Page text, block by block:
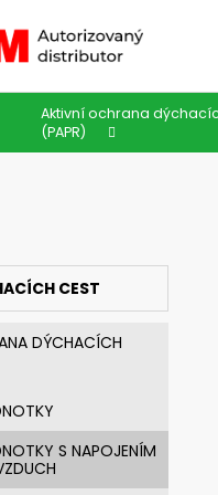
Aktivní ochrana
(PAPR)
CEST
DÝCHACÍCH
S NAPOJENÍM